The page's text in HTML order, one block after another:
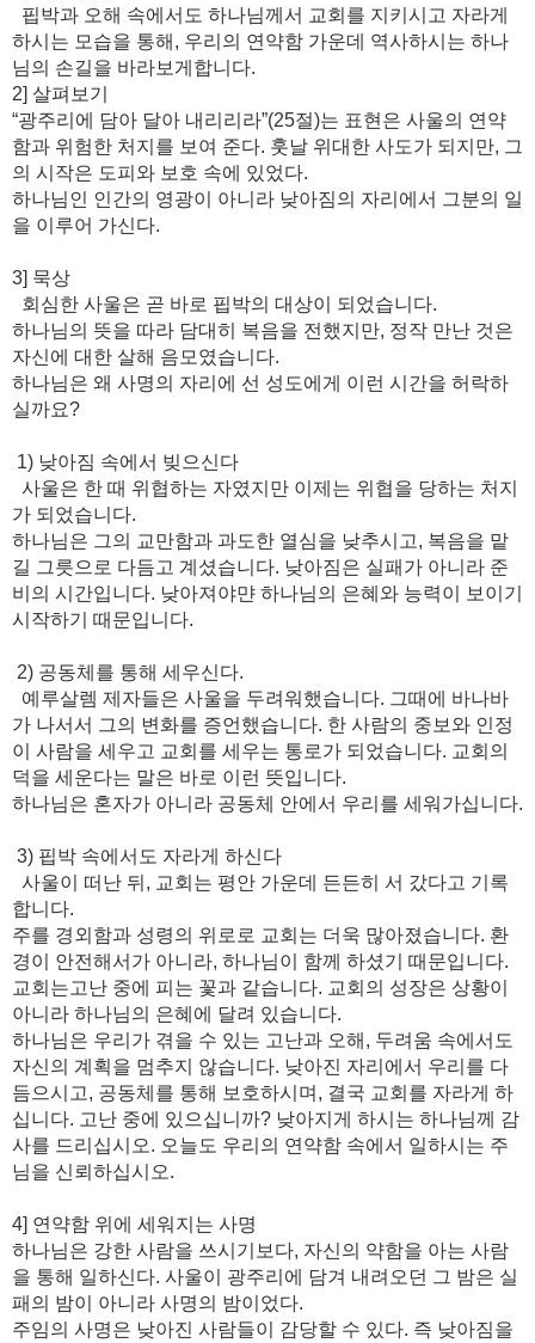
핍박과 오해 속에서도 하나님께서 교회를 지키시고 자라게
하시는 모습을 통해, 우리의 연약함 가운데 역사하시는 하나
님의 손길을 바라보게합니다.
2] 살펴보기
“광주리에 담아 달아 내리리라”(25절)는 표현은 사울의 연약
함과 위험한 처지를 보여 준다. 훗날 위대한 사도가 되지만, 그
의 시작은 도피와 보호 속에 있었다.
하나님인 인간의 영광이 아니라 낮아짐의 자리에서 그분의 일
을 이루어 가신다.
3] 묵상
회심한 사울은 곧 바로 핍박의 대상이 되었습니다.
하나님의 뜻을 따라 담대히 복음을 전했지만, 정작 만난 것은
자신에 대한 살해 음모였습니다.
하나님은 왜 사명의 자리에 선 성도에게 이런 시간을 허락하
실까요?
1) 낮아짐 속에서 빚으신다
사울은 한 때 위협하는 자였지만 이제는 위협을 당하는 처지
가 되었습니다.
하나님은 그의 교만함과 과도한 열심을 낮추시고, 복음을 맡
길 그릇으로 다듬고 계셨습니다. 낮아짐은 실패가 아니라 준
비의 시간입니다. 낮아져야먄 하나님의 은혜와 능력이 보이기
시작하기 때문입니다.
2) 공동체를 통해 세우신다.
예루살렘 제자들은 사울을 두려워했습니다. 그때에 바나바
가 나서서 그의 변화를 증언했습니다. 한 사람의 중보와 인정
이 사람을 세우고 교회를 세우는 통로가 되었습니다. 교회의
덕을 세운다는 말은 바로 이런 뜻입니다.
하나님은 혼자가 아니라 공동체 안에서 우리를 세워가십니다.
3) 핍박 속에서도 자라게 하신다
사울이 떠난 뒤, 교회는 평안 가운데 든든히 서 갔다고 기록
합니다.
주를 경외함과 성령의 위로로 교회는 더욱 많아졌습니다. 환
경이 안전해서가 아니라, 하나님이 함께 하셨기 때문입니다.
교회는고난 중에 피는 꽃과 같습니다. 교회의 성장은 상황이
아니라 하나님의 은혜에 달려 있습니다.
하나님은 우리가 겪을 수 있는 고난과 오해, 두려움 속에서도
자신의 계획을 멈추지 않습니다. 낮아진 자리에서 우리를 다
듬으시고, 공동체를 통해 보호하시며, 결국 교회를 자라게 하
십니다. 고난 중에 있으십니까? 낮아지게 하시는 하나님께 감
사를 드리십시오. 오늘도 우리의 연약함 속에서 일하시는 주
님을 신뢰하십시오.
4] 연약함 위에 세워지는 사명
하나님은 강한 사람을 쓰시기보다, 자신의 약함을 아는 사람
을 통해 일하신다. 사울이 광주리에 담겨 내려오던 그 밤은 실
패의 밤이 아니라 사명의 밤이었다.
주임의 사명은 낮아진 사람들이 감당할 수 있다. 즉 낮아짐을